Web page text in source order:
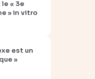
« 3e
» in vitro
est un
»